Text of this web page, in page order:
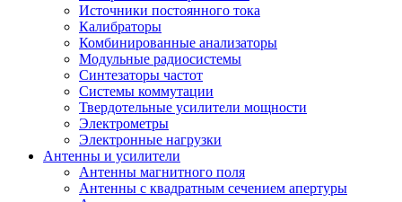
Источники постоянного тока
Калибраторы
Комбинированные анализаторы
Модульные радиосистемы
Синтезаторы частот
Системы коммутации
Твердотельные усилители мощности
Электрометры
Электронные нагрузки
Антенны и усилители
Антенны магнитного поля
Антенны с квадратным сечением апертуры